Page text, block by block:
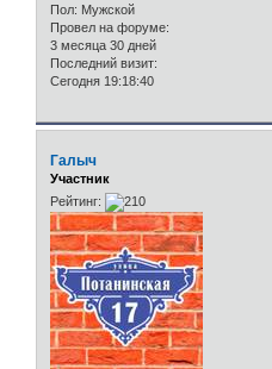
Пол: Мужской
Провел на форуме:
3 месяца 30 дней
Последний визит:
Сегодня 19:18:40
Галыч
Участник
Рейтинг: